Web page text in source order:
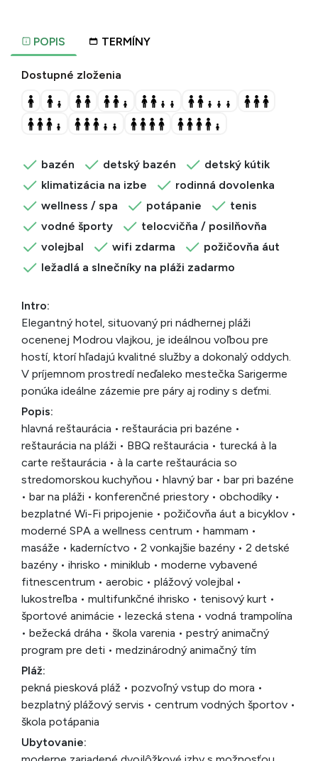
POPIS TERMÍNY
Dostupné zloženia
bazén detský bazén
detský kútik
klimatizácia na izbe
rodinná dovolenka
wellness / spa
potápanie
tenis
vodné športy
telocvičňa / posilňovňa
volejbal
wifi zdarma
požičovňa áut
ležadlá a slnečníky na pláži zadarmo
Intro:
Elegantný hotel, situovaný pri nádhernej pláži
ocenenej Modrou vlajkou, je ideálnou voľbou pre
hostí, ktorí hľadajú kvalitné služby a dokonalý oddych.
V príjemnom prostredí neďaleko mestečka Sarigerme
ponúka ideálne zázemie pre páry aj rodiny s deťmi.
Popis:
hlavná reštaurácia • reštaurácia pri bazéne •
reštaurácia na pláži • BBQ reštaurácia • turecká à la
carte reštaurácia • à la carte reštaurácia so
stredomorskou kuchyňou • hlavný bar • bar pri bazéne
• bar na pláži • konferenčné priestory • obchodíky •
bezplatné Wi-Fi pripojenie • požičovňa áut a bicyklov •
moderné SPA a wellness centrum • hammam •
masáže • kaderníctvo • 2 vonkajšie bazény • 2 detské
bazény • ihrisko • miniklub • moderne vybavené
fitnescentrum • aerobic • plážový volejbal •
lukostreľba • multifunkčné ihrisko • tenisový kurt •
športové animácie • lezecká stena • vodná trampolína
• bežecká dráha • škola varenia • pestrý animačný
program pre deti • medzinárodný animačný tím
Pláž:
pekná piesková pláž • pozvoľný vstup do mora •
bezplatný plážový servis • centrum vodných športov •
škola potápania
Ubytovanie: